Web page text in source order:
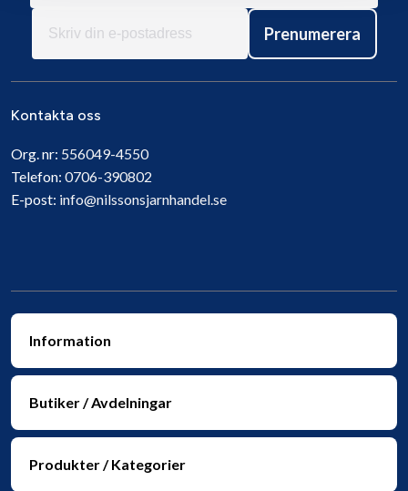
Prenumerera
Kontakta oss
Org. nr: 556049-4550
Telefon: 0706-390802
E-post: info@nilssonsjarnhandel.se
Information
Butiker / Avdelningar
Produkter / Kategorier